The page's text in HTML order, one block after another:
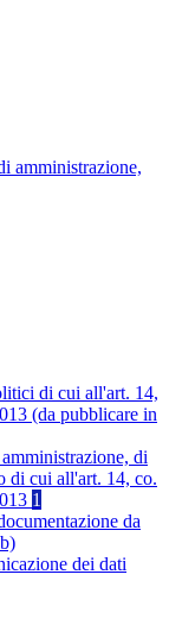
amministrazione,
di cui all'art. 14,
(da pubblicare in
di
di cui all'art. 14, co.
1
da
dei dati